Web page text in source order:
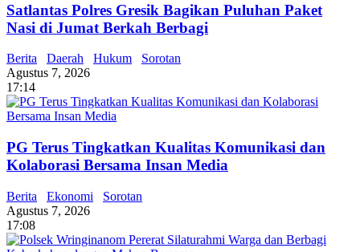
Satlantas Polres Gresik Bagikan Puluhan Paket
Nasi di Jumat Berkah Berbagi
Berita Daerah Hukum
Sorotan
Agustus 7, 2026
17:14
PG Terus Tingkatkan Kualitas Komunikasi dan
Kolaborasi Bersama Insan Media
Berita Ekonomi
Sorotan
Agustus 7, 2026
17:08